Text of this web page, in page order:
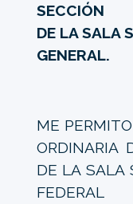
SECCIÓN
DE LA SALA
GENERAL.
ME
ORDINARIA
DE LA SALA